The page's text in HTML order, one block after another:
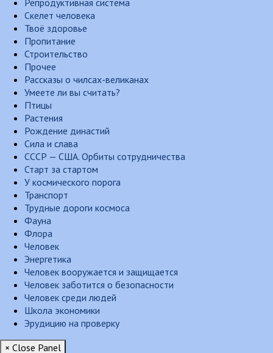
Репродуктивная система
Скелет человека
Твоё здоровье
Пропитание
Строительство
Прочее
Рассказы о чилсах-великанах
Умеете ли вы считать?
Птицы
Растения
Рождение династий
Сила и слава
СССР — США. Орбиты сотрудничества
Старт за стартом
У космического порога
Транспорт
Трудные дороги космоса
Фауна
Флора
Человек
Энергетика
Человек вооружается и защищается
Человек заботится о безопасности
Человек среди людей
Школа экономики
Эрудицию на проверку
× Close Panel